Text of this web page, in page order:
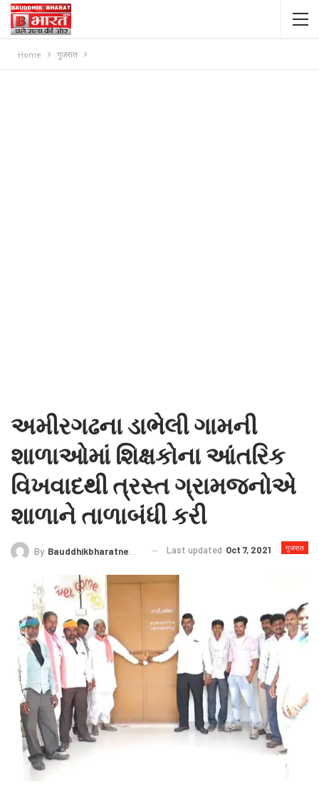
Home गुजरात
અમીરગઢના ડાભેલી ગામની
શાળાઓમાં શિક્ષકોના આંતરિક
વિખવાદથી ત્રસ્ત ગ્રામજનોએ
શાળાને તાળાબંધી કરી
गुजरात
By Bauddhikbharatnews@gmail.com Last updated Oct 7, 2021